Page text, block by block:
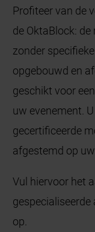
Profiteer van de
de OktaBlock:
zonder
opgebouwd en
geschikt voor
uw evenement.
gecertificeerde
afgestemd op
Vul hiervoor het
op.